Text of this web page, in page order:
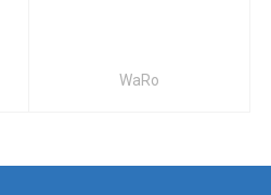
WaRo